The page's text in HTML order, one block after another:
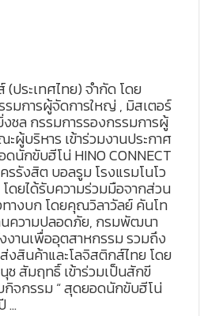
ประเทศไทย) จำกัด โดย
รมการผู้จัดการใหญ่ , มิสเตอร์
ชล กรรมการรองกรรมการผู้
บริหาร เข้าร่วมงานประกาศ
นักขับฮีโน่ HINO CONNECT
รรังสิต บอลรูม โรงแรมโนโว
ดยได้รับความร่วมมือจากส่วน
างบก โดยคุณวิลาวัลย์ คันโท
นความปลอดภัย, กรมพัฒนา
านเพื่ออุตสาหกรรม รวมถึง
สินค้าและโลจิสติกส์ไทย โดย
ช สัมฤทธิ์ เข้าร่วมเป็นสักขี
กิจกรรม “ สุดยอดนักขับฮีโน่
…